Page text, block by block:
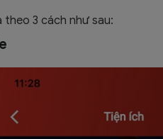
3 cách như sau: